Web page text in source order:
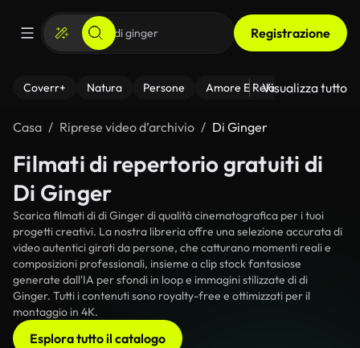
Registrazione
Coverr+ Natura Persone Amore E Relazioni Il
Visualizza tutto
Casa Riprese video d’archivio Di Ginger
Filmati di repertorio gratuiti di
Di Ginger
Scarica filmati di di Ginger di qualità cinematografica per i tuoi
progetti creativi. La nostra libreria offre una selezione accurata di
video autentici girati da persone, che catturano momenti reali e
composizioni professionali, insieme a clip stock fantasiose
generate dall'IA per sfondi in loop e immagini stilizzate di di
Ginger. Tutti i contenuti sono royalty-free e ottimizzati per il
montaggio in 4K.
Esplora tutto il catalogo